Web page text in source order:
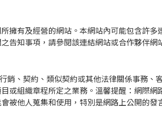
擁有及經營的網站。本網站內可能包含許多
告知事項，請參閱該連結網站或合作夥伴網
銷、契約、類似契約或其他法律關係事務、
或組織章程所定之業務。溫馨提醒：網際網
被他人蒐集和使用，特別是網路上公開的